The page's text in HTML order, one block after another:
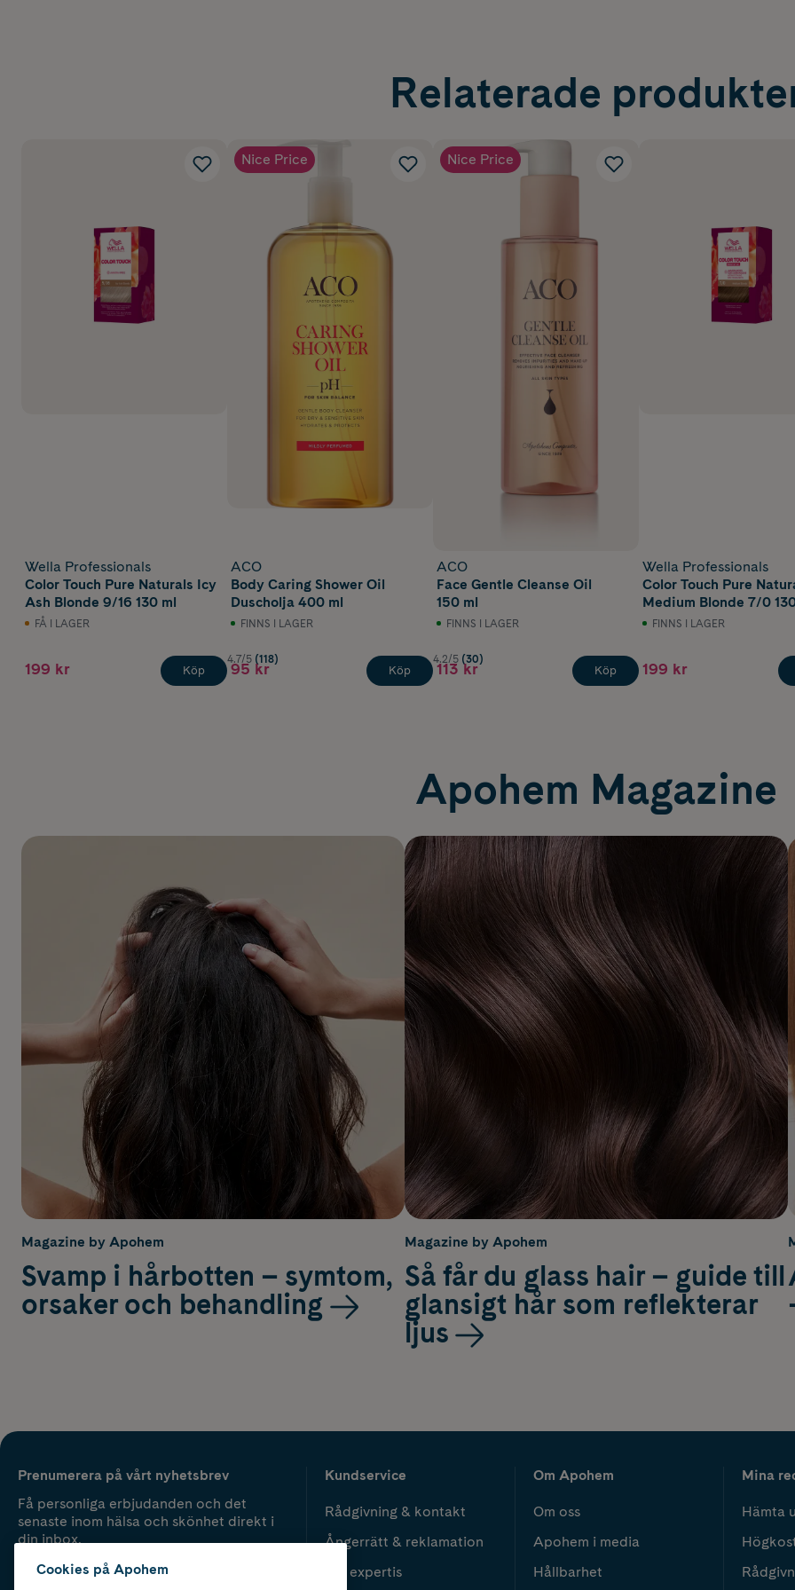
Relaterade
Wella Professionals
Color Touch Pure Naturals Icy
Ash Blonde 9/16 130 ml
FÅ I LAGER
199 kr Köp
Nice Price
ACO
Body Caring Shower Oil
Duscholja 400 ml
FINNS I LAGER
4.7/5 (118)
95 kr Köp
Nice Price
ACO
Face Gentle Cleanse Oil
150 ml
FINNS I LAGER
4.2/5 (30)
113 kr Köp
Wella Professionals
Color Touch Pure
Medium Blonde 7/0
FINNS I LAGER
199 kr
Apohem Magazine
Magazine by Apohem
Svamp i hårbotten – symtom,
orsaker och behandling
Magazine by Apohem
Så får du glass hair – guide till
glansigt hår som reflekterar
ljus
Prenumerera på vårt nyhetsbrev
Få personliga erbjudanden och det
senaste inom hälsa och skönhet direkt i
din inbox.
Kundservice
Rådgivning & kontakt
Ångerrätt & reklamation
Vår expertis
Om Apohem
Om oss
Apohem i media
Hållbarhet
Mina
Hämta
Cookies på Apohem